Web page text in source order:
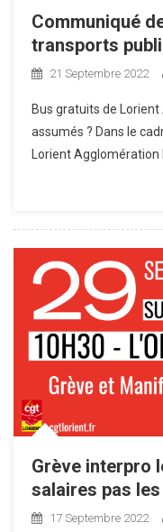
Communiqué
transports
21 Septembre 2022
Bus gratuits de
assumés ? Dans le
Lorient Agglomération
Grève interpro
salaires pas
17 Septembre 2022